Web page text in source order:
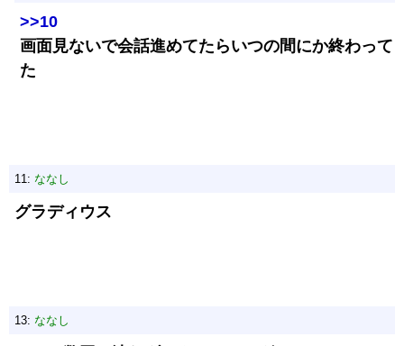
>>10
画面見ないで会話進めてたらいつの間にか終わって
た
11: ななし
グラディウス
13: ななし